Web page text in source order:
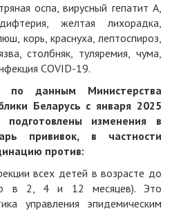
оспа, вирусный гепатит А,
желтая лихорадка,
корь, краснуха, лептоспироз,
столбняк, туляремия, чума,
COVID-19.
по данным Министерства
Беларусь с января 2025
изменения в
прививок, в частности
против:
всех детей в возрасте до
в 2, 4 и 12 месяцев). Это
управления эпидемическим